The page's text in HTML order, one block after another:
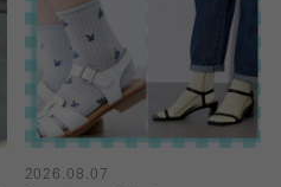
2026.08.07